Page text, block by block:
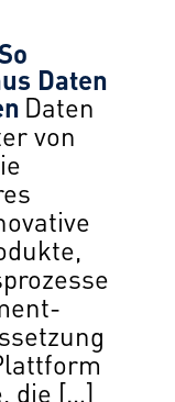
Daten
Daten
von
die […]